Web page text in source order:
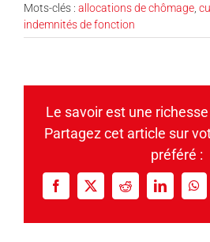
Mots-clés : allocations de chômage
indemnités de fonction
Le savoir est une
Partagez cet article sur
préféré :
Facebook
X RedditLinkedIn